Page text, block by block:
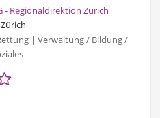
- Regionaldirektion Zürich
Zürich
| Verwaltung / Bildung /